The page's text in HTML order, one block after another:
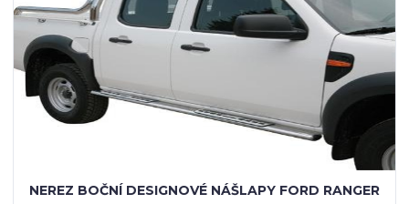
NEREZ BOČNÍ DESIGNOVÉ NÁŠLAPY FORD RANGER